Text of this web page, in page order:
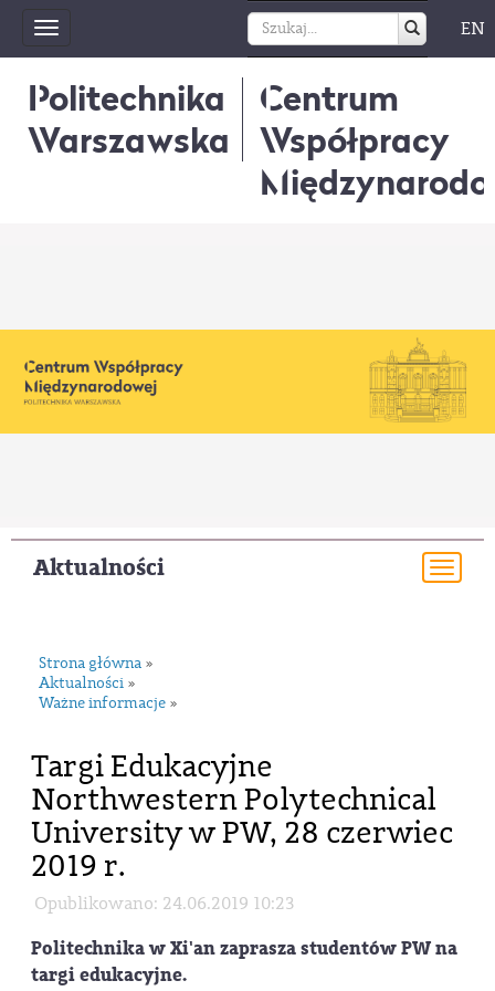
Toggle
navigation
EN
Politechnika
Warszawska
Centrum
Współpracy
Aktualności
Strona główna »
Aktualności »
Ważne informacje »
Targi Edukacyjne
Northwestern Polytechnical
University w PW, 28 czerwiec
2019 r.
Opublikowano: 24.06.2019 10:23
Politechnika w Xi'an zaprasza studentów PW na
targi edukacyjne.